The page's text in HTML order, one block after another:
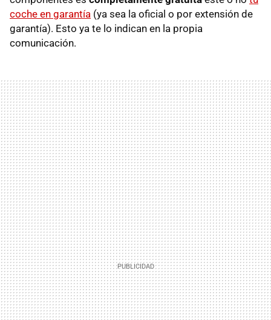
coche en garantía (ya sea la oficial o por extensión de
garantía). Esto ya te lo indican en la propia
comunicación.